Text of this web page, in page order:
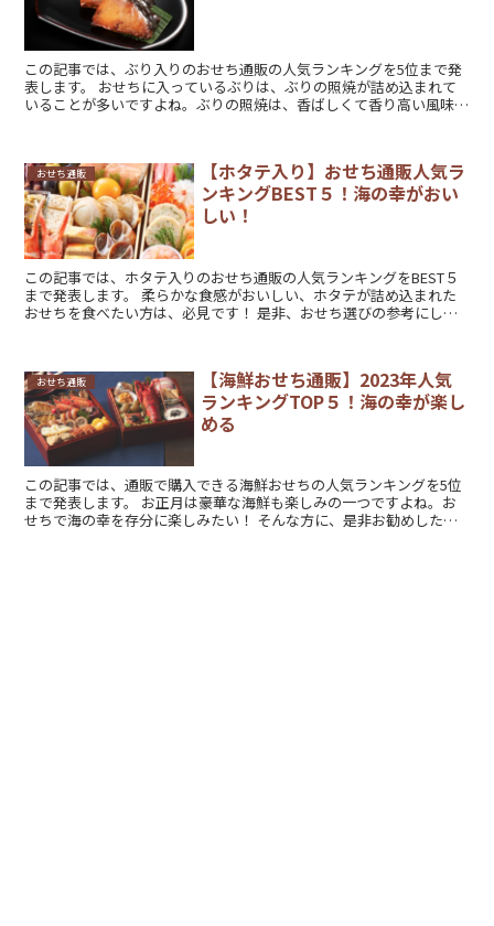
この記事では、ぶり入りのおせち通販の人気ランキングを5位まで発
表します。 おせちに入っているぶりは、ぶりの照焼が詰め込まれて
いることが多いですよね。ぶりの照焼は、香ばしくて香り高い風味が
おせち通販
【ホタテ入り】おせち通販人気ラ
ンキングBEST５！海の幸がおい
しい！
この記事では、ホタテ入りのおせち通販の人気ランキングをBEST５
まで発表します。 柔らかな食感がおいしい、ホタテが詰め込まれた
おせちを食べたい方は、必見です！ 是非、おせち選びの参考にして
おせち通販
【海鮮おせち通販】2023年人気
ランキングTOP５！海の幸が楽し
める
この記事では、通販で購入できる海鮮おせちの人気ランキングを5位
まで発表します。 お正月は豪華な海鮮も楽しみの一つですよね。お
せちで海の幸を存分に楽しみたい！ そんな方に、是非お勧めしたい